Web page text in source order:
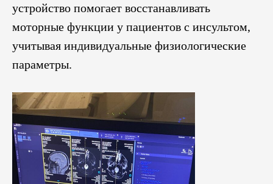
устройство помогает восстанавливать
моторные функции у пациентов с инсультом,
учитывая индивидуальные физиологические
параметры.